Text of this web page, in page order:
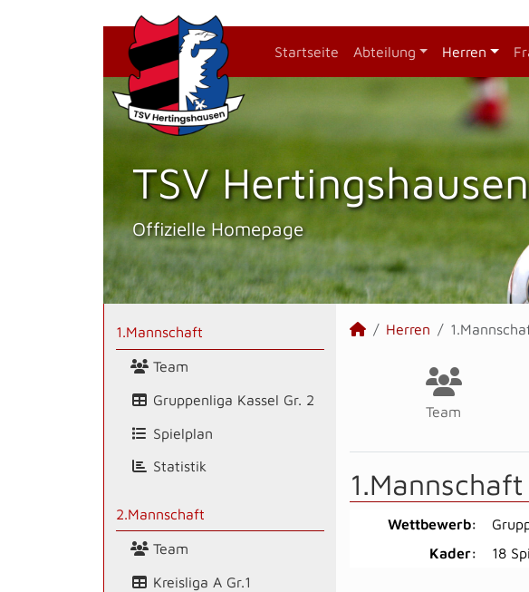
Startseite Abteilung Herren
TSV
Offizielle Homepage
1.Mannschaft
Team
Gruppenliga Kassel Gr. 2
Spielplan
Statistik
2.Mannschaft
Team
Kreisliga A Gr.1
Herren
Team
Wettbewerb:
Kader:
18